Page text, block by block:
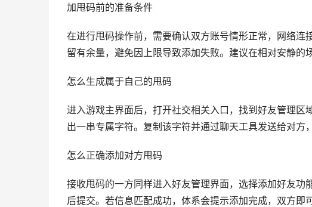
加甩码前的准备条件
在进行甩码操作前，需要确认双方账号情形正常，网络
留有余量，避免因上限导致添加失败。建议在相对安静的
怎么生成属于自己的甩码
进入游戏主界面后，打开社交相关入口，找到好友管理
出一串专属字符。复制该字符并通过聊天工具发送给对方
怎么正确添加对方甩码
接收甩码的一方同样进入好友管理界面，选择添加好友
后提交。若信息匹配成功，体系会提示添加完成，双方即